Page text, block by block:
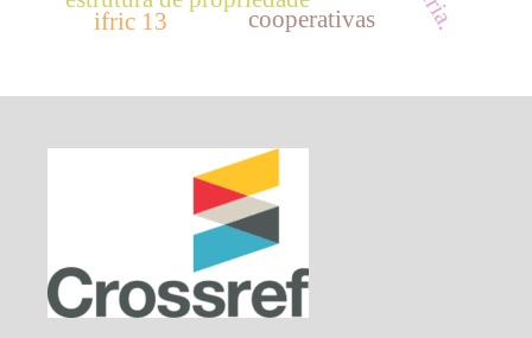
ifric 13 cooperativas